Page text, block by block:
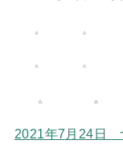
2021年7月24日